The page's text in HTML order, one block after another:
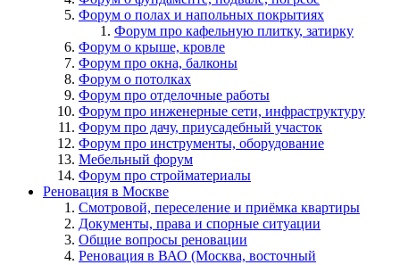
Форум о полах и напольных покрытиях
Форум про кафельную плитку, затирку
Форум о крыше, кровле
Форум про окна, балконы
Форум о потолках
Форум про отделочные работы
Форум про инженерные сети, инфраструктуру
Форум про дачу, приусадебный участок
Форум про инструменты, оборудование
Мебельный форум
Форум про стройматериалы
Реновация в Москве
Смотровой, переселение и приёмка квартиры
Документы, права и спорные ситуации
Общие вопросы реновации
Реновация в ВАО (Москва, восточный